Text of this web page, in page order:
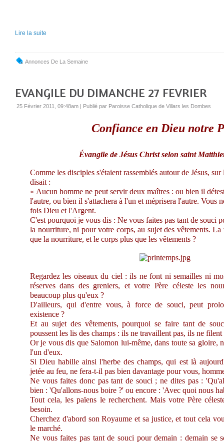
Lire la suite
Annonces De La Semaine
EVANGILE DU DIMANCHE 27 FEVRIER
25 Février 2011, 09:48am | Publié par Paroisse Catholique de Villars les Dombes
Confiance en Dieu notre
Évangile de Jésus Christ selon saint
Comme les disciples s'étaient rassemblés autour de Jésus,
disait :
« Aucun homme ne peut servir deux maîtres : ou bien il
l'autre, ou bien il s'attachera à l'un et méprisera l'autre. Vous
fois Dieu et l'Argent.
C'est pourquoi je vous dis : Ne vous faites pas tant de souci
la nourriture, ni pour votre corps, au sujet des vêtements.
que la nourriture, et le corps plus que les vêtements ?
Regardez les oiseaux du ciel : ils ne font ni semailles ni
réserves dans des greniers, et votre Père céleste les
beaucoup plus qu'eux ?
D'ailleurs, qui d'entre vous, à force de souci, peut
existence ?
Et au sujet des vêtements, pourquoi se faire tant de
poussent les lis des champs : ils ne travaillent pas, ils ne filent
Or je vous dis que Salomon lui-même, dans toute sa gloire,
l'un d'eux.
Si Dieu habille ainsi l'herbe des champs, qui est là
jetée au feu, ne fera-t-il pas bien davantage pour vous,
Ne vous faites donc pas tant de souci ; ne dites pas :
bien : 'Qu'allons-nous boire ?' ou encore : 'Avec quoi nous
Tout cela, les païens le recherchent. Mais votre Père
besoin.
Cherchez d'abord son Royaume et sa justice, et tout cela
le marché.
Ne vous faites pas tant de souci pour demain : demain se